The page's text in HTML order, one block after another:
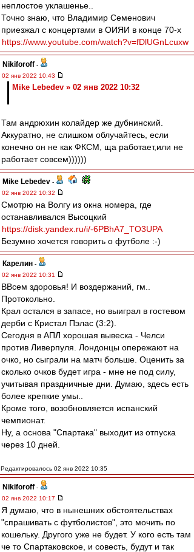
неплостое уклашенье..
Точно знаю, что Владимир Семенович
приезжал с концертами в ОИЯИ в конце 70-х
https://www.youtube.com/watch?v=fDlUGnLcuxw
Nikiforoff -
02 янв 2022 10:43
Mike Lebedev » 02 янв 2022 10:32
Там андрюхин колайдер же дубнинский.
Аккуратно, не слишком облучайтесь, если
конечно он не как ФКСМ, ща работает,или не
работает совсем))))))
Mike Lebedev -
02 янв 2022 10:32
Смотрю на Волгу из окна номера, где
останавливался Высоцкий
https://disk.yandex.ru/i/-6PBhA7_TO3UPA
Безумно хочется говорить о футболе :-)
Карелин -
02 янв 2022 10:31
ВВсем здоровья! И воздержаний, гм..
Протокольно.
Крал остался в запасе, но выиграл в гостевом
дерби с Кристал Пэлас (3:2).
Сегодня в АПЛ хорошая вывеска - Челси
против Ливерпуля. Лондонцы опережают на
очко, но сыграли на матч больше. Оценить за
сколько очков будет игра - мне не под силу,
учитывая праздничные дни. Думаю, здесь есть
более крепкие умы..
Кроме того, возобновляется испанский
чемпионат.
Ну, а основа "Спартака" выходит из отпуска
через 10 дней.
Редактировалось 02 янв 2022 10:35
Nikiforoff -
02 янв 2022 10:17
Я думаю, что в нынешних обстоятельствах
"спрашивать с футболистов", это мочить по
кошельку. Другого уже не будет. У кого есть там
че то Спартаковское, и совесть, будут и так